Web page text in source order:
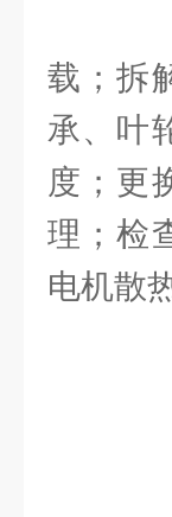
载；拆
承、叶
度；更
理；检
电机散